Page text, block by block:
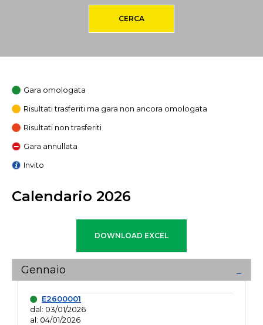
CERCA
Gara omologata
Risultati trasferiti ma gara non ancora omologata
Risultati non trasferiti
Gara annullata
Invito
Calendario 2026
Gennaio
E2600001
dal: 03/01/2026
al: 04/01/2026